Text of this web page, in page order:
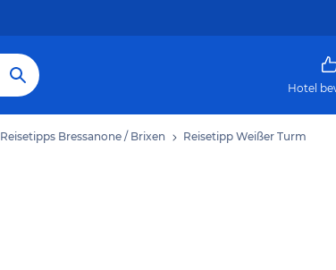
Hotel
Reisetipps Bressanone / Brixen Reisetipp Weißer Turm